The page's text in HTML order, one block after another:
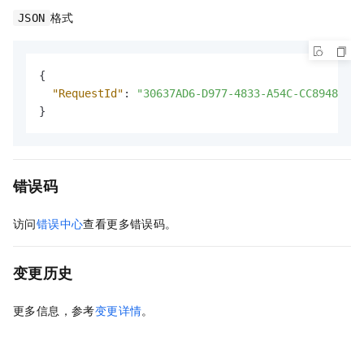
JSON 格式
{
"RequestId" :
"30637AD6-D977-4833-A54C-
}
错误码
访问错误中心查看更多错误码。
变更历史
更多信息，参考变更详情。